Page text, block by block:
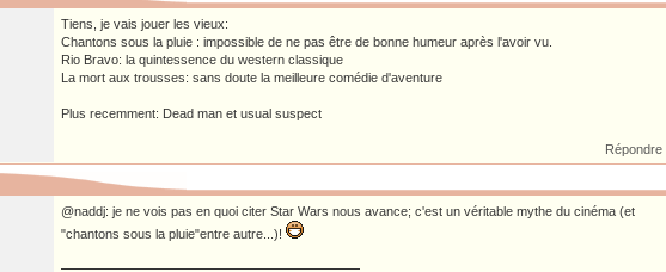
Tiens, je vais jouer les vieux:
Chantons sous la pluie : impossible de ne pas être de bonne humeur après l'avoir vu.
Rio Bravo: la quintessence du western classique
La mort aux trousses: sans doute la meilleure comédie d'aventure
Plus recemment: Dead man et usual suspect
Répondre
@naddj: je ne vois pas en quoi citer Star Wars nous avance; c'est un véritable mythe du cinéma (et
"chantons sous la pluie"entre autre...)!